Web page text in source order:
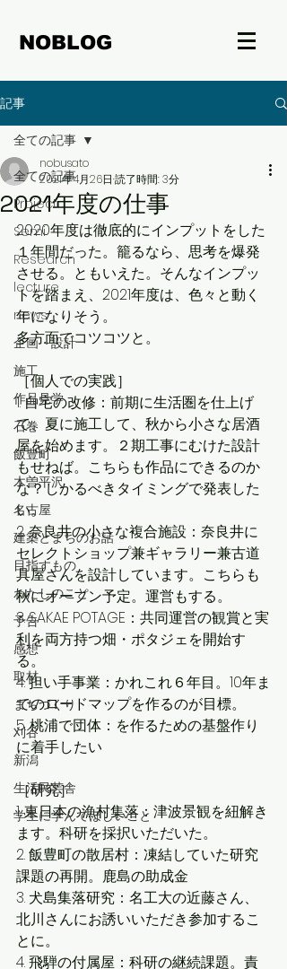
NOBLOG
記事
全ての記事
Project
Semi
Research
lecture
news
企画・設計
施工
作品見学
石巻
飯豊町
木曽平沢
名古屋
建築とまちのお話
目指すもの
わたしのこと
予告
感想
取材
まちづくり
刈谷
新潟
生活民芸舎
学生に学んでほしいこと
全ての記事
2021年度の仕事
nobusato
2021年4月26日 読了時間: 3分
2020年度は徹底的にインプットをした
１年間だった。籠るなら、思考を爆発
させる。ともいえた。そんなインプッ
トを踏まえ、2021年度は、色々と動く
年になりそう。
多方面でコツコツと。
［個人での実践］
1. 自宅の改修：前期に生活圏を仕上げ
て、夏に施工して、秋から小さな居酒
屋を始めます。２期工事にむけた設計
もせねば。こちらも作品にできるのか
な？しかるべきタイミングで発表した
い。
2. 奈良井の小さな複合施設：奈良井に
セレクトショップ兼ギャラリー兼古道
具屋さんを設計しています。こちらも
秋にオープン予定。運営もする。
3. SAKAE POTAGE：共同運営の観賞と実
利を両方持つ畑・ポタジェを開始す
る。
4. 担い手事業：かれこれ６年目。10年ま
でのロードマップを作るのが目標。
5. 桃浦で団体：を作るための基盤作り
に着手したい
［研究］
1. 東日本の漁村集落：津波景観を紐解き
ます。科研を採択いただいた。
2. 飯豊町の散居村：凍結していた研究
課題の再開。鹿島の助成金
3. 犬島集落研究：名工大の近藤さん、
北川さんにお誘いいただき参加するこ
とに。
4. 飛騨の付属屋：科研の継続課題。責